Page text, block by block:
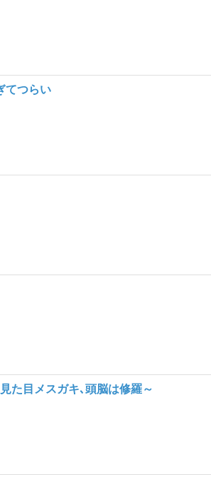
てつらい
た目メスガキ､頭脳は修羅～